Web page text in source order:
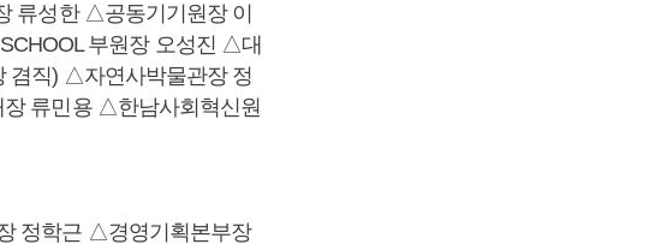
류성한 △공동기기원장 이
부원장 오성진 △대
겸직) △자연사박물관장 정
류민용 △한남사회혁신원
정학근 △경영기획본부장